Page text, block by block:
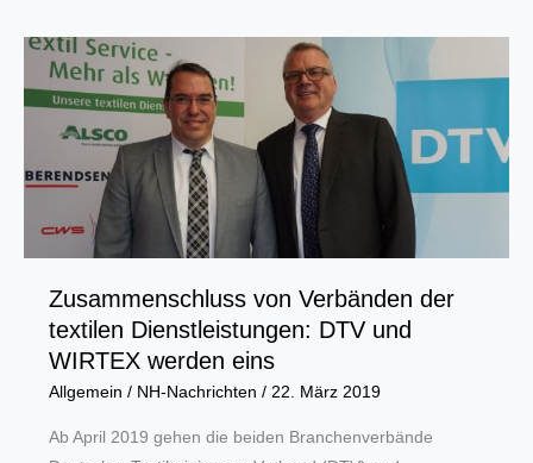
verdoppelt
Mittel
zur
Modernisierung
überbetrieblichen
Bildungsstätten
Zusammenschluss von Verbänden der
textilen Dienstleistungen: DTV und
WIRTEX werden eins
Allgemein / NH-Nachrichten / 22. März 2019
Ab April 2019 gehen die beiden Branchenverbände